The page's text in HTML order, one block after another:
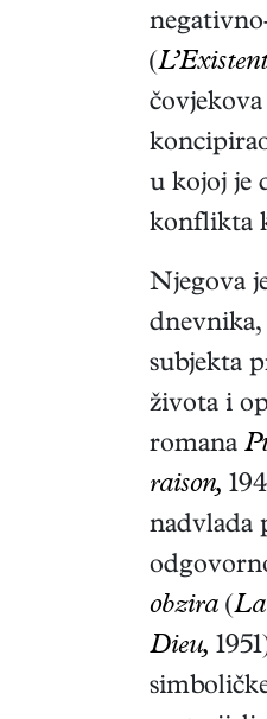
(
u kojoj je
konflikta
Njegova
dnevnika,
subjekta
života i
romana
raison,
nadvlada
obzira (La
Dieu,